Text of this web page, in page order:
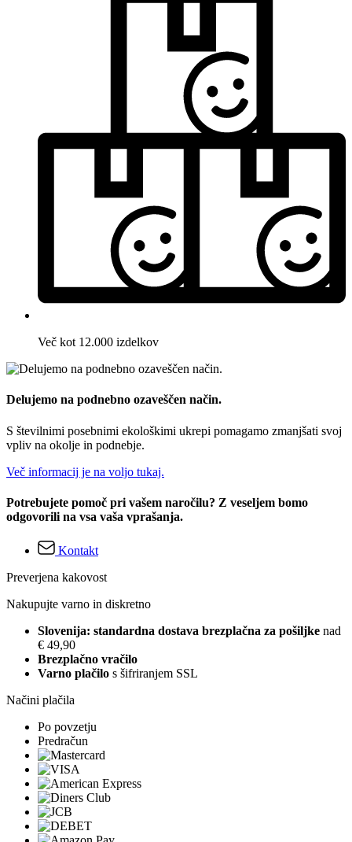
Več kot 12.000 izdelkov
Delujemo na podnebno ozaveščen način.
S številnimi posebnimi ekološkimi ukrepi pomagamo zmanjšati svoj
vpliv na okolje in podnebje.
Več informacij je na voljo tukaj.
Potrebujete pomoč pri vašem naročilu? Z veseljem bomo
odgovorili na vsa vaša vprašanja.
Kontakt
Preverjena kakovost
Nakupujte varno in diskretno
Slovenija: standardna dostava brezplačna za pošiljke nad
€ 49,90
Brezplačno vračilo
Varno plačilo s šifriranjem SSL
Načini plačila
Po povzetju
Predračun